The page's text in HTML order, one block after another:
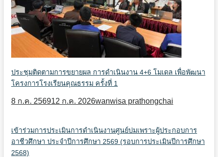
ประชุมติดตามการขยายผล การดำเนินงาน 4+6 โมเดล เพื่อพัฒนา
โครงการโรงเรียนคุณธรรม ครั้งที่ 1
8 ก.ค. 256912 ก.ค. 2026wanwisa prathongchai
เข้าร่วมการประเมินการดำเนินงานศูนย์บ่มเพราะผู้ประกอบการ
อาชีวศึกษา ประจำปีการศึกษา 2569 (รอบการประเมินปีการศึกษา
2568)